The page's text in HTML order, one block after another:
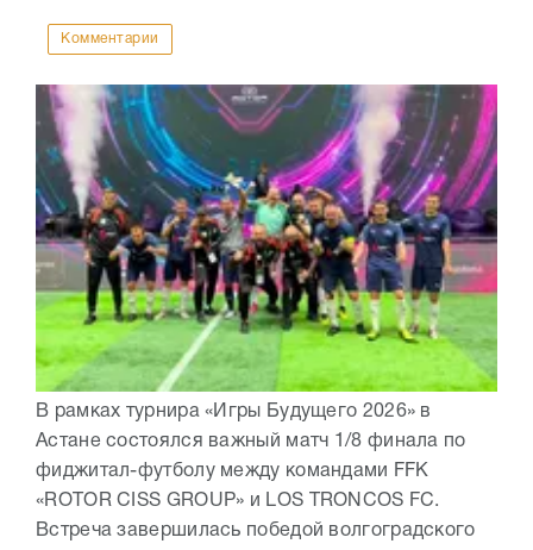
Комментарии
В рамках турнира «Игры Будущего 2026» в
Астане состоялся важный матч 1/8 финала по
фиджитал-футболу между командами FFK
«ROTOR CISS GROUP» и LOS TRONCOS FC.
Встреча завершилась победой волгоградского